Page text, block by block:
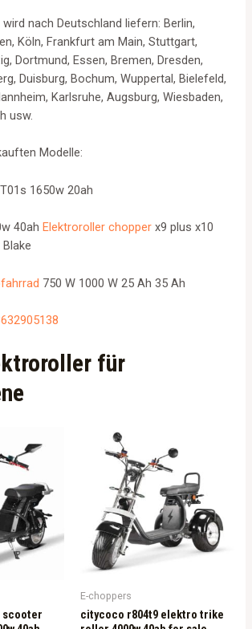
nach Deutschland liefern: Berlin,
Köln, Frankfurt am Main, Stuttgart,
Dortmund, Essen, Bremen, Dresden,
Duisburg, Bochum, Wuppertal, Bielefeld,
Karlsruhe, Augsburg, Wiesbaden,
usw.
Modelle:
1650w 20ah
40ahElektroroller chopper x9 plus x10
750 W 1000 W 25 Ah 35 Ah
für
E-choppers
citycoco r804t9 elektro trike